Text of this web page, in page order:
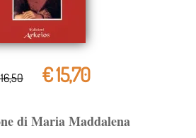
€ 15,70
di Maria Maddalena